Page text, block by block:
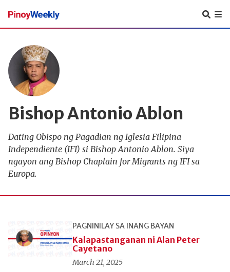
Pinoy
Weekly
Bishop Antonio Ablon
Dating Obispo ng Pagadian ng Iglesia Filipina
Independiente (IFI) si Bishop Antonio Ablon. Siya
ngayon ang Bishop Chaplain for Migrants ng IFI sa
Europa.
PAGNINILAY SA INANG BAYAN
Kalapastanganan ni Alan Peter
Cayetano
March 21, 2025